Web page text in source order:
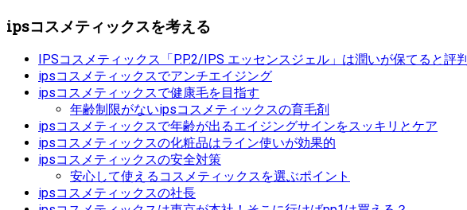
ipsコスメティックスを考える
IPSコスメティックス「P.P.2/IPS エッセンスジェル」は潤いが保てると評判
ipsコスメティックスでアンチエイジング
ipsコスメティックスで健康毛を目指す
年齢制限がないipsコスメティックスの育毛剤
ipsコスメティックスで年齢が出るエイジングサインをスッキリとケア
ipsコスメティックスの化粧品はライン使いが効果的
ipsコスメティックスの安全対策
安心して使えるコスメティックスを選ぶポイント
ipsコスメティックスの社長